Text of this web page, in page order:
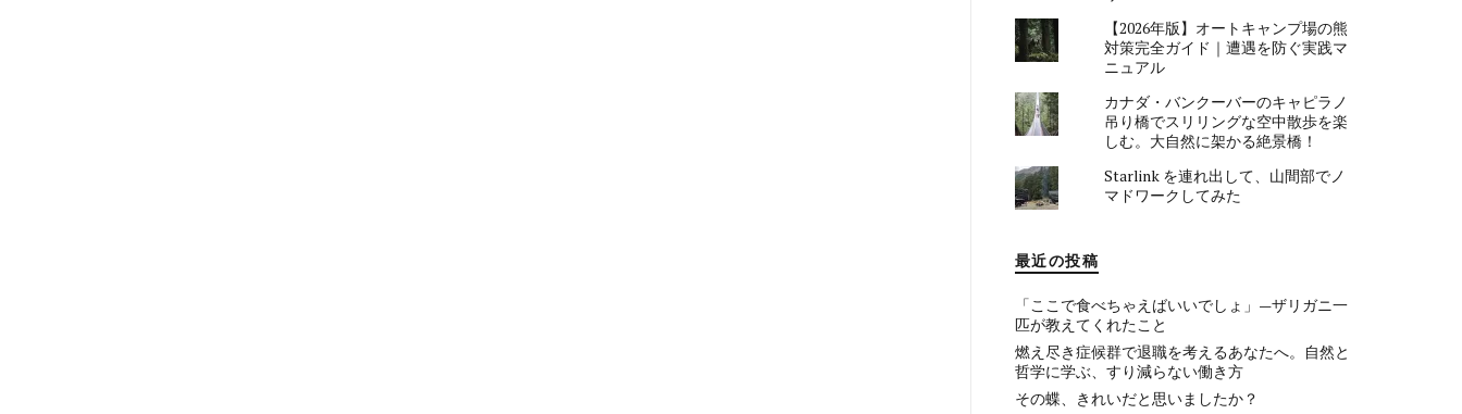
【2026年版】オートキャンプ場の熊
対策完全ガイド｜遭遇を防ぐ実践マ
ニュアル
カナダ・バンクーバーのキャピラノ
吊り橋でスリリングな空中散歩を楽
しむ。大自然に架かる絶景橋！
Starlink を連れ出して、山間部でノ
マドワークしてみた
最近の投稿
「ここで食べちゃえばいいでしょ」—ザリガニ一
匹が教えてくれたこと
燃え尽き症候群で退職を考えるあなたへ。自然と
哲学に学ぶ、すり減らない働き方
その蝶、きれいだと思いましたか？